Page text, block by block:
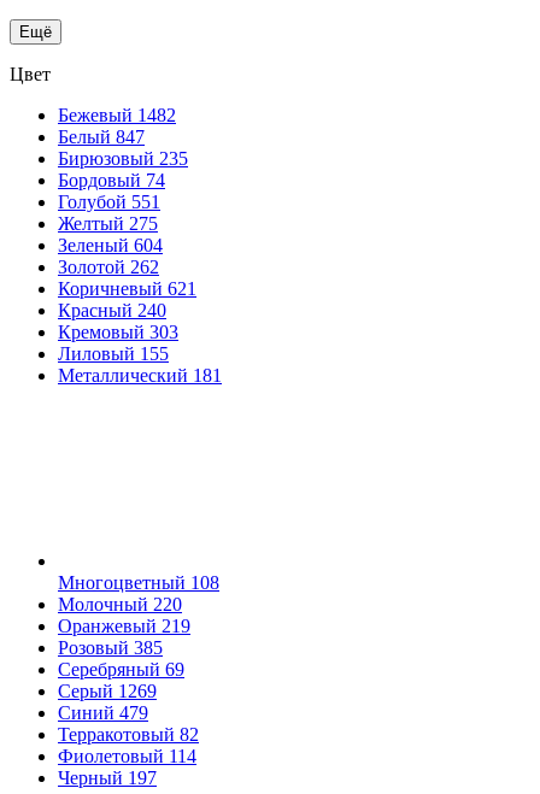
Ещё
Цвет
Бежевый 1482
Белый 847
Бирюзовый 235
Бордовый 74
Голубой 551
Желтый 275
Зеленый 604
Золотой 262
Коричневый 621
Красный 240
Кремовый 303
Лиловый 155
Металлический 181
Многоцветный 108
Молочный 220
Оранжевый 219
Розовый 385
Серебряный 69
Серый 1269
Синий 479
Терракотовый 82
Фиолетовый 114
Черный 197